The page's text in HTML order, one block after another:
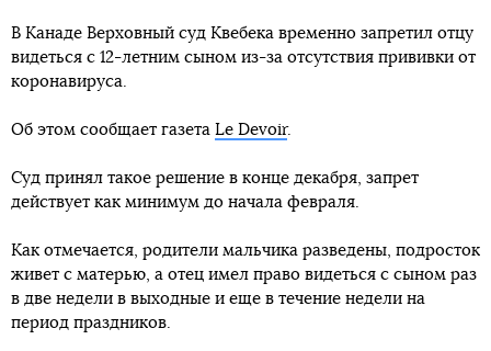
В Канаде Верховный суд Квебека временно запретил отцу
видеться с 12-летним сыном из-за отсутствия прививки от
коронавируса.
Об этом сообщает газета Le Devoir.
Суд принял такое решение в конце декабря, запрет
действует как минимум до начала февраля.
Как отмечается, родители мальчика разведены, подросток
живет с матерью, а отец имел право видеться с сыном раз
в две недели в выходные и еще в течение недели на
период праздников.